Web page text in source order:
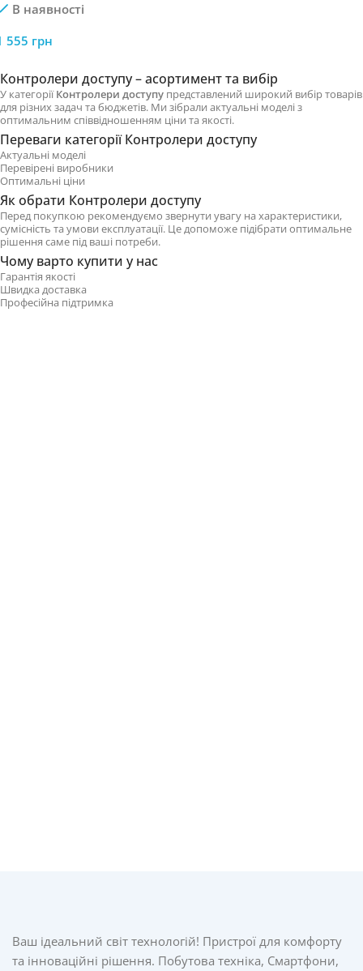
В наявності
555 грн
Контролери доступу – асортимент та вибір
У категоріїКонтролери доступу представлений широкий вибір товарів
для різних задач та бюджетів. Ми зібрали актуальні моделі з
оптимальним співвідношенням ціни та якості.
Переваги категорії Контролери доступу
Актуальні моделі
Перевірені виробники
Оптимальні ціни
Як обрати Контролери доступу
Перед покупкою рекомендуємо звернути увагу на характеристики,
сумісність та умови експлуатації. Це допоможе підібрати оптимальне
рішення саме під ваші потреби.
Чому варто купити у нас
Гарантія якості
Швидка доставка
Професійна підтримка
Ваш ідеальний світ технологій! Пристрої для комфорту
та інноваційні рішення. Побутова техніка, Смартфони,